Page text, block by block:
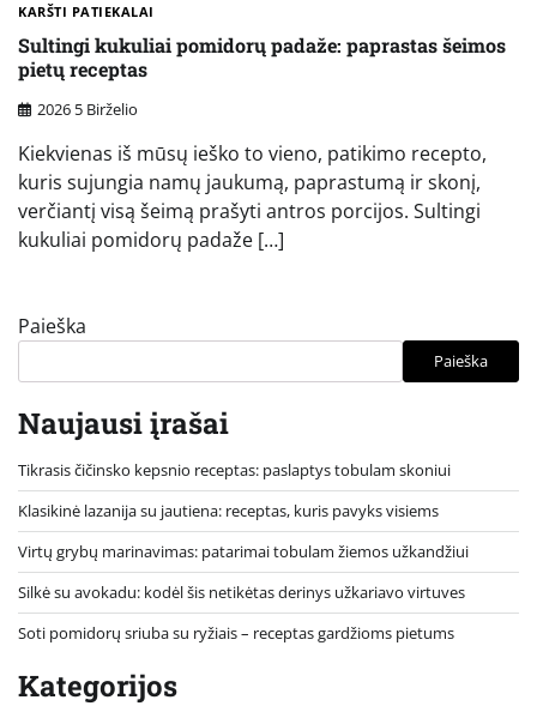
KARŠTI PATIEKALAI
Sultingi kukuliai pomidorų padaže: paprastas šeimos
pietų receptas
2026 5 Birželio
Kiekvienas iš mūsų ieško to vieno, patikimo recepto,
kuris sujungia namų jaukumą, paprastumą ir skonį,
verčiantį visą šeimą prašyti antros porcijos. Sultingi
kukuliai pomidorų padaže […]
Paieška
Paieška
Naujausi įrašai
Tikrasis čičinsko kepsnio receptas: paslaptys tobulam skoniui
Klasikinė lazanija su jautiena: receptas, kuris pavyks visiems
Virtų grybų marinavimas: patarimai tobulam žiemos užkandžiui
Silkė su avokadu: kodėl šis netikėtas derinys užkariavo virtuves
Soti pomidorų sriuba su ryžiais – receptas gardžioms pietums
Kategorijos